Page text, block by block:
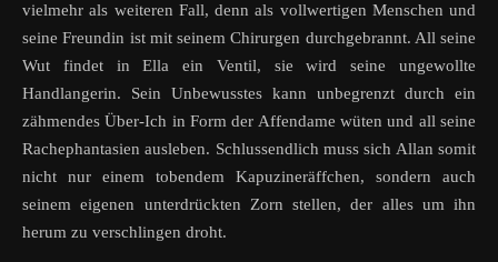
vielmehr als weiteren Fall, denn als vollwertigen Menschen und
seine Freundin ist mit seinem Chirurgen durchgebrannt. All seine
Wut findet in Ella ein Ventil, sie wird seine ungewollte
Handlangerin. Sein Unbewusstes kann unbegrenzt durch ein
zähmendes Über-Ich in Form der Affendame wüten und all seine
Rachephantasien ausleben. Schlussendlich muss sich Allan somit
nicht nur einem tobendem Kapuzineräffchen, sondern auch
seinem eigenen unterdrückten Zorn stellen, der alles um ihn
herum zu verschlingen droht.